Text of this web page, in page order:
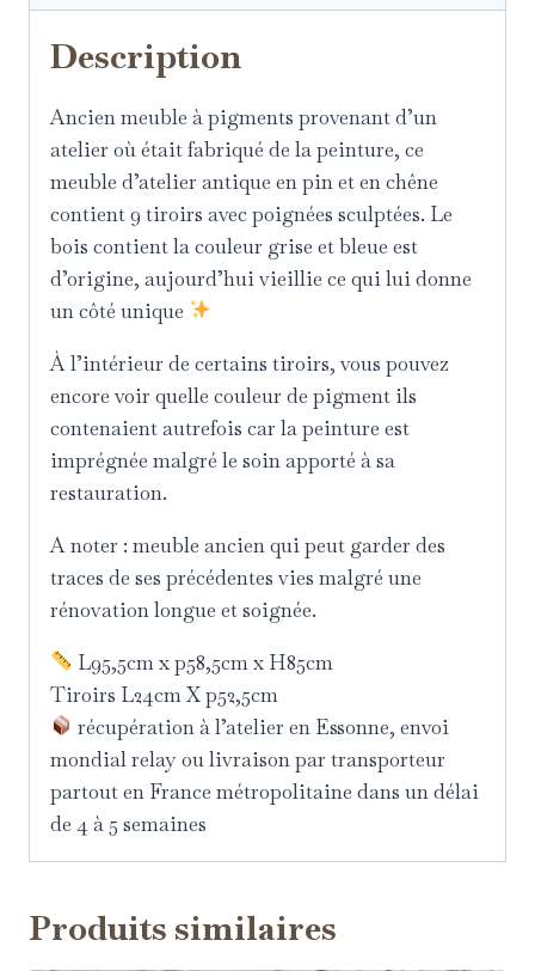
Description
Ancien meuble à pigments provenant d’un
atelier où était fabriqué de la peinture, ce
meuble d’atelier antique en pin et en chêne
contient 9 tiroirs avec poignées sculptées. Le
bois contient la couleur grise et bleue est
d’origine, aujourd’hui vieillie ce qui lui donne
un côté unique
À l’intérieur de certains tiroirs, vous pouvez
encore voir quelle couleur de pigment ils
contenaient autrefois car la peinture est
imprégnée malgré le soin apporté à sa
restauration.
A noter : meuble ancien qui peut garder des
traces de ses précédentes vies malgré une
rénovation longue et soignée.
L95,5cm x p58,5cm x H85cm
Tiroirs L24cm X p52,5cm
récupération à l’atelier en Essonne, envoi
mondial relay ou livraison par transporteur
partout en France métropolitaine dans un délai
de 4 à 5 semaines
Produits similaires